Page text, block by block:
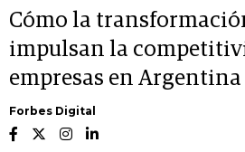
Cómo la
impulsan la
empresas en Argentina
Forbes Digital